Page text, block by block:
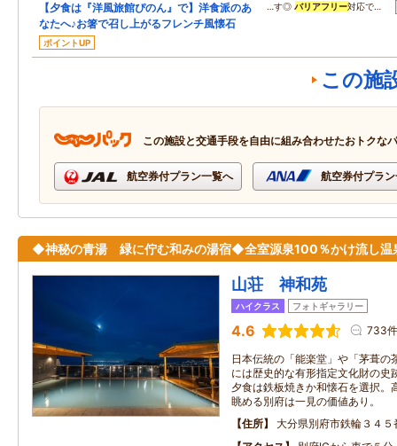
【夕食は『洋風旅館ぴのん』で】洋食派のあ
なたへ♪お箸で召し上がるフレンチ風懐石
ポイントUP
…す◎バリアフリー対応で…
この施
この施設と交通手段を自由に組み合わせたおトクな
航空券付プラン一覧へ 航空券付プラ
◆神秘の青湯 緑に佇む和みの湯宿◆全室源泉100％かけ流し温
山荘 神和苑
ハイクラス フォトギャラリー
4.6 733件
日本伝統の「能楽堂」や「茅葺の
には歴史的な有形指定文化財の史
夕食は鉄板焼きか和懐石を選択。
眺める別府は一見の価値あり。
住所
大分県別府市鉄輪３４５